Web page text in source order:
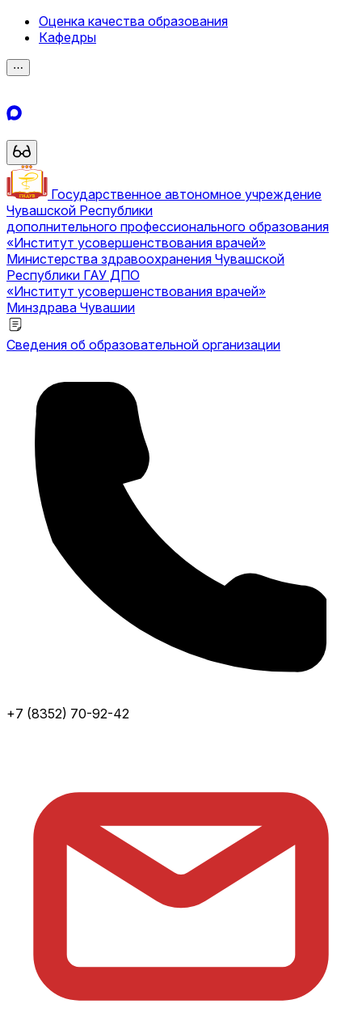
Оценка качества образования
Кафедры
⋯
Государственное автономное учреждение
Чувашской Республики
дополнительного профессионального образования
«Институт усовершенствования врачей»
Министерства здравоохранения Чувашской
Республики ГАУ ДПО
«Институт усовершенствования врачей»
Минздрава Чувашии
Сведения об образовательной организации
+7 (8352) 70-92-42